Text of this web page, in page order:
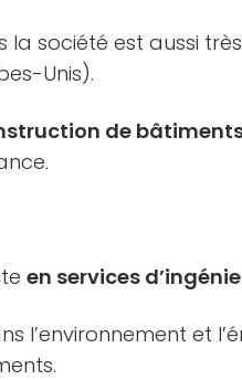
la société est aussi
Unis).
de
en services
l’environnement et